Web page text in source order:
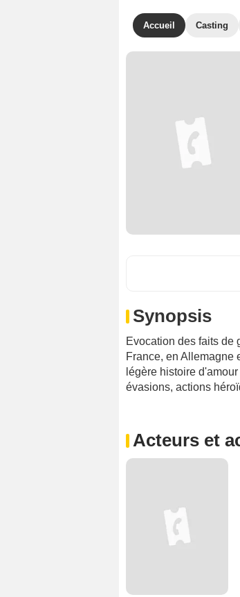
Accueil Casting
Synopsis
Evocation des faits de
France, en Allemagne
légère histoire
évasions, actions
Acteurs et